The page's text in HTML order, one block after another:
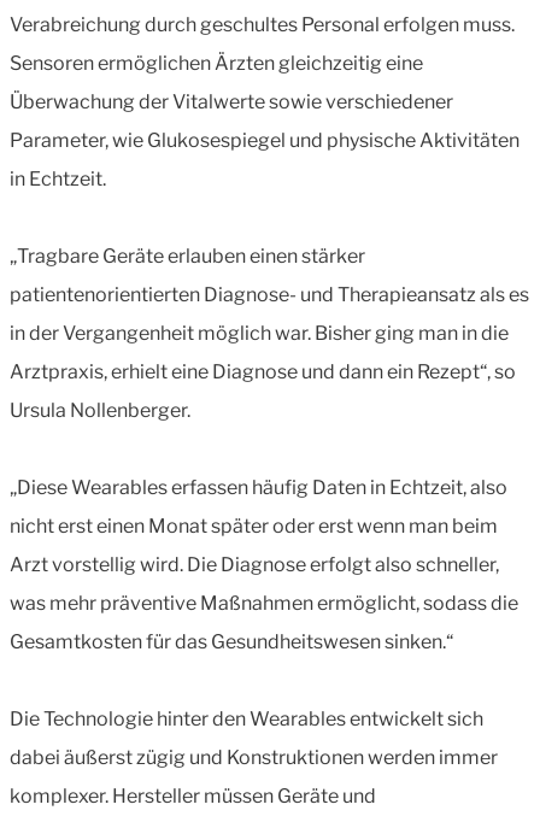
Verabreichung durch geschultes Personal erfolgen muss.
Sensoren ermöglichen Ärzten gleichzeitig eine
Überwachung der Vitalwerte sowie verschiedener
Parameter, wie Glukosespiegel und physische Aktivitäten
in Echtzeit.
„Tragbare Geräte erlauben einen stärker
patientenorientierten Diagnose- und Therapieansatz als es
in der Vergangenheit möglich war. Bisher ging man in die
Arztpraxis, erhielt eine Diagnose und dann ein Rezept“, so
Ursula Nollenberger.
„Diese Wearables erfassen häufig Daten in Echtzeit, also
nicht erst einen Monat später oder erst wenn man beim
Arzt vorstellig wird. Die Diagnose erfolgt also schneller,
was mehr präventive Maßnahmen ermöglicht, sodass die
Gesamtkosten für das Gesundheitswesen sinken.“
Die Technologie hinter den Wearables entwickelt sich
dabei äußerst zügig und Konstruktionen werden immer
komplexer. Hersteller müssen Geräte und